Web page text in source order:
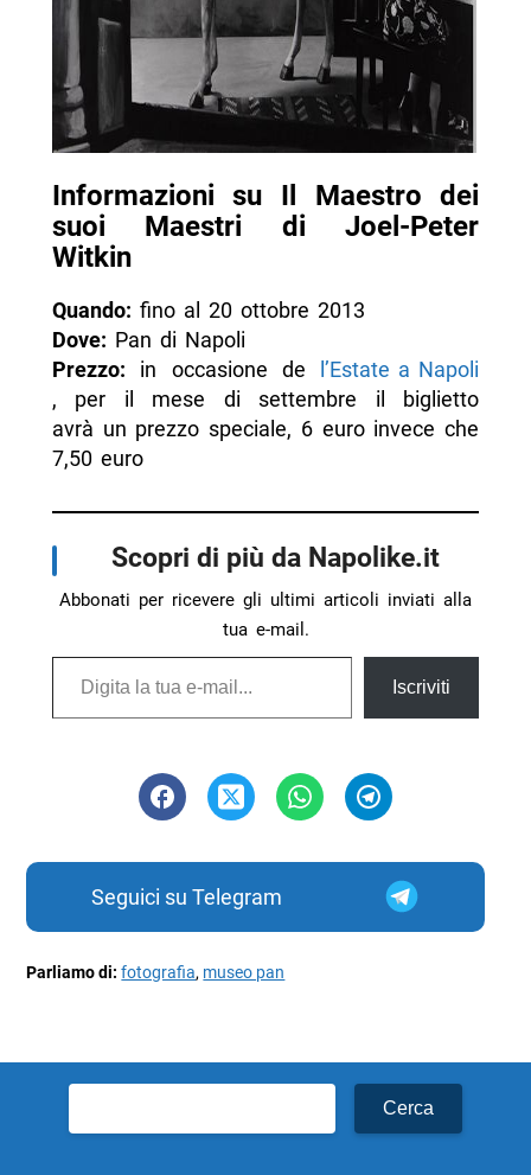
Informazioni su Il Maestro dei
suoi Maestri di Joel-Peter
Witkin
Quando: fino al 20 ottobre 2013
Dove: Pan di Napoli
Prezzo: in occasione de l’Estate a Napoli
, per il mese di settembre il biglietto
avrà un prezzo speciale, 6 euro invece che
7,50 euro
Scopri di più da Napolike.it
Abbonati per ricevere gli ultimi articoli inviati alla
tua e-mail.
Digita la tua e-mail...
Iscriviti
Seguici su Telegram
Parliamo di:fotografia, museo pan
per: